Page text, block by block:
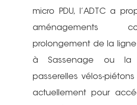
micro PDU, l’ADTC a
aménagements
prolongement de la
à Sassenage ou la
passerelles vélos-
actuellement pour